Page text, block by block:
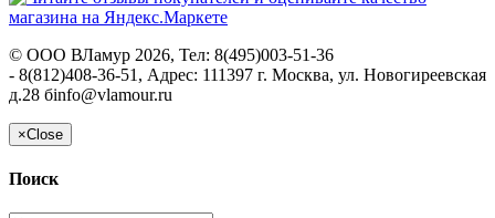
© ООО ВЛамур 2026, Тел: 8(495)003-51-36
- 8(812)408-36-51 , Адрес: 111397 г. Москва, ул. Новогиреевская
д.28 бinfo@vlamour.ru
×Close
Поиск